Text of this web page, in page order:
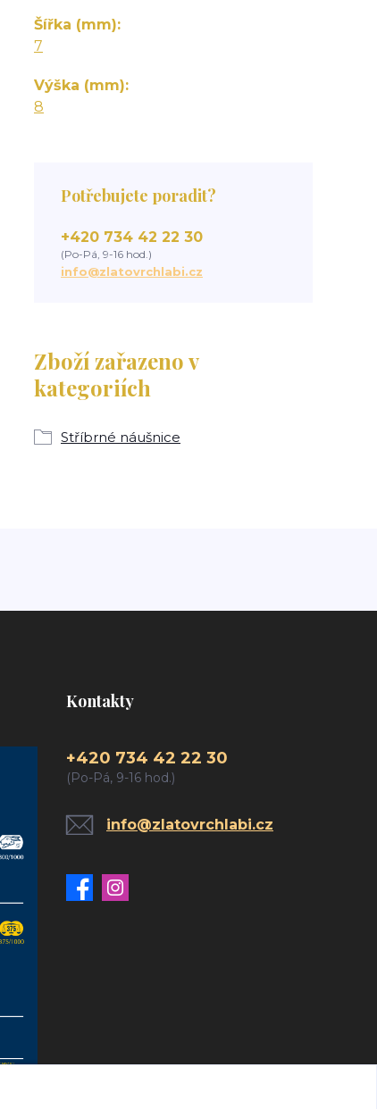
Šířka (mm)
7
Výška (mm)
8
Zboží zařazeno v
kategoriích
Stříbrné náušnice
Potřebujete poradit?
+420 734 42 22 30
(Po-Pá, 9-16 hod.)
info@zlatovrchlabi.cz
Kontakty
+420 734 42 22 30
(Po-Pá, 9-16 hod.)
info@zlatovrchlabi.cz